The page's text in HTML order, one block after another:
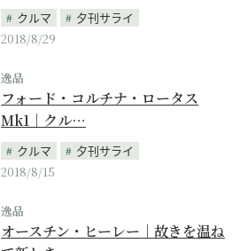
クルマ
夕刊サライ
2018/8/29
逸品
フォード・コルチナ・ロータス
Mk1｜クル…
クルマ
夕刊サライ
2018/8/15
逸品
オースチン・ヒーレー｜故きを温ね